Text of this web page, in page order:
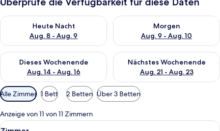
Heute Nacht
Aug. 8 - Aug. 9
Überprüfe die Verfügbarkeit für heute Nacht, Aug. 8 - Aug. 9.
Morgen
Aug. 9 - Aug. 10
Überprüfe die Verfügbarkeit
Dieses Wochenende
Aug. 14 - Aug. 16
Überprüfe die Verfügbarkeit für dieses Wochenende, Aug. 14
Nächstes Wochenende
Aug. 21 - Aug. 23
Überprüfe die Verfügbarkeit
Verfügbare
Filter
für
Zimmer
Alle Zimmer 1 Bett 2 Betten Über 3 Betten
Anzeige von 11 von 11 Zimmern
Alle
Ein Hotelzimmer mit Bett,
4